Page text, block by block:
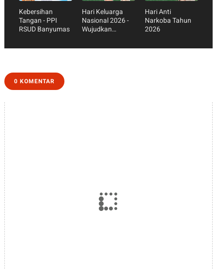
Kebersihan
Tangan - PPI
RSUD Banyumas
Hari Keluarga
Nasional 2026 -
Wujudkan
Hari Anti
Narkoba Tahun
2026
0 KOMENTAR